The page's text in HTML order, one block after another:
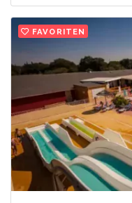
FAVORITEN